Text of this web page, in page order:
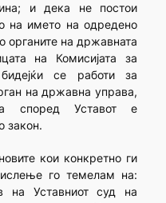
и дека не постои
на името на одредено
органите на државната
на Комисијата за
се работи за
на државна управа,
според Уставот е
закон.
кои конкретно ги
го темелам на:
на Уставниот суд на